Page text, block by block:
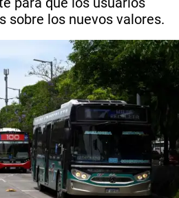
sobre los nuevos valores.